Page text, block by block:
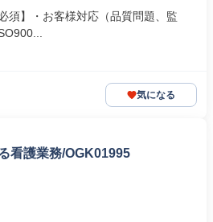
須】・お客様対応（品質問題、監
気になる
看護業務/OGK01995